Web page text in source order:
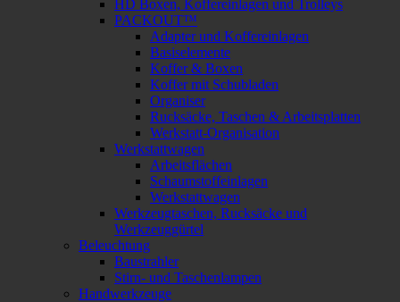
HD Boxen, Koffereinlagen und Trolleys
PACKOUT™
Adapter und Koffereinlagen
Basiselemente
Koffer & Boxen
Koffer mit Schubladen
Organiser
Rucksäcke, Taschen & Arbeitsplatten
Werkstatt-Organisation
Werkstattwagen
Arbeitsflächen
Schaumstoffeinlagen
Werkstattwagen
Werkzeugtaschen, Rucksäcke und
Werkzeuggürtel
Beleuchtung
Baustrahler
Stirn- und Taschenlampen
Handwerkzeuge